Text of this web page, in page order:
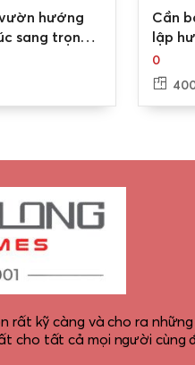
hướng
sang trọng
rộng rãi KĐT
Đức
Cần
lập
sang
0
rất kỹ càng và cho ra những
cho tất cả mọi người cùng